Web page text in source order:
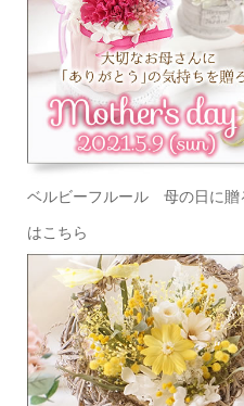
ベルビーフルール 母の日に贈
はこちら